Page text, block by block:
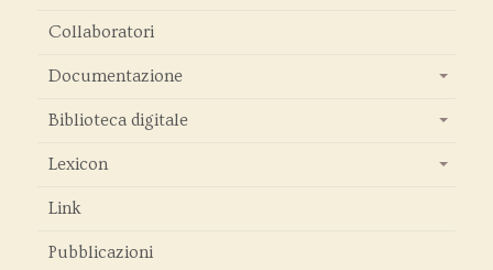
Collaboratori
Documentazione
Biblioteca digitale
Lexicon
Link
Pubblicazioni